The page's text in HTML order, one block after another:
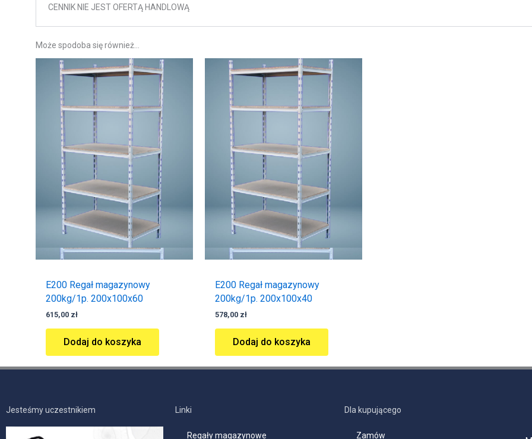
CENNIK NIE JEST OFERTĄ HANDLOWĄ
Może spodoba się również…
E200 Regał magazynowy
200kg/1p. 200x100x60
615,00 zł
Dodaj do koszyka
E200 Regał magazynowy
200kg/1p. 200x100x40
578,00 zł
Dodaj do koszyka
Jesteśmy uczestnikiem Linki
Regały magazynowe
Dla kupującego
Zamów